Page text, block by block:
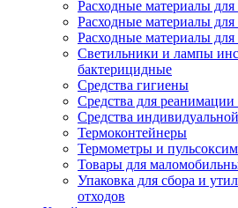
Расходные материалы для
Расходные материалы для
Расходные материалы
Светильники и лампы
бактерицидные
Средства гигиены
Средства для
Средства
Термоконтейнеры
Термометры и
Товары для
Упаковка для сбора и
отходов